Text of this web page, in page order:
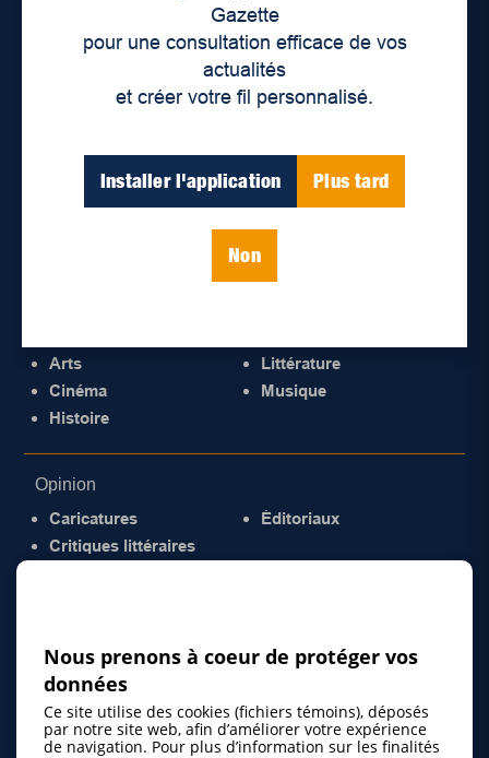
Gazette
pour une consultation efficace de vos
actualités
et créer votre fil personnalisé.
Installer l'application Plus tard
Non
International
Politique
Santé
Arts
Cinéma
Histoire
Littérature
Musique
Opinion
Caricatures
Critiques littéraires
Éditoriaux
Nous prenons à coeur de protéger vos
données
Ce site utilise des cookies (fichiers témoins), déposés
par notre site web, afin d’améliorer votre expérience
de navigation. Pour plus d’information sur les finalités